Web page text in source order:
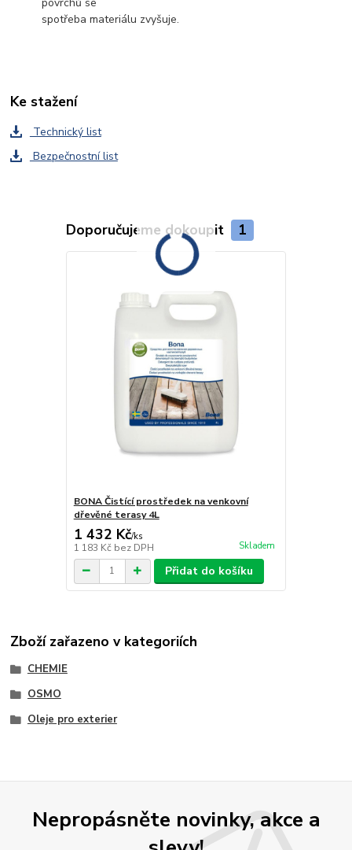
povrchů se
spotřeba materiálu zvyšuje.
Ke stažení
Technický list
Bezpečnostní list
Doporučujeme dokoupit 1
BONA Čistící prostředek na venkovní
dřevěné terasy 4L
1 432 Kč/ks
1 183 Kč bez DPH Skladem
Přidat do košíku
Zboží zařazeno v kategoriích
CHEMIE
OSMO
Oleje pro exterier
Nepropásněte novinky, akce a